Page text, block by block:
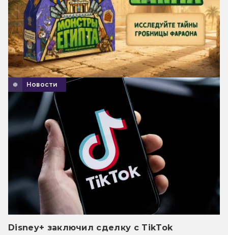
Новости
Disney+ заключил сделку с TikTok